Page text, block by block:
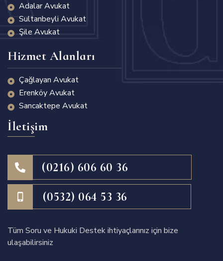
Adalar Avukat
Sultanbeyli Avukat
Şile Avukat
Hizmet Alanları
Çağlayan Avukat
Erenköy Avukat
Sancaktepe Avukat
İletişim
(0216) 606 60 36
(0532) 064 53 36
Tüm Soru ve Hukuki Destek ihtiyaçlarınız için bize
ulaşabilirsiniz